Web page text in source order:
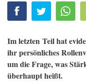
Im letzten Teil hat
ihr persönliches
um die Frage, was
überhaupt heißt.